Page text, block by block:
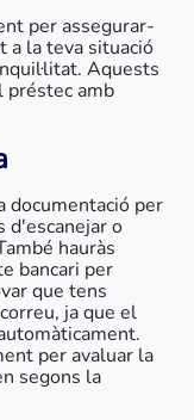
per assegurar-
a la teva situació
Aquests
préstec amb
documentació per
d'escanejar o
hauràs
bancari per
que tens
ja que el
per avaluar la
segons la